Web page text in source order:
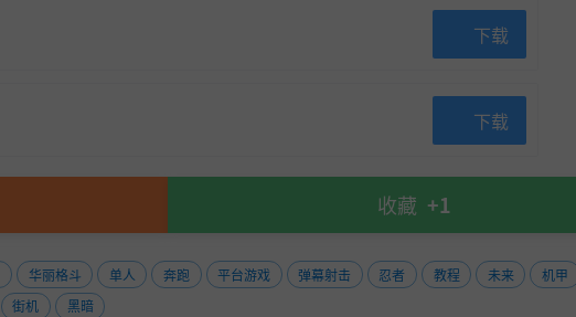
mode, competing with other players from around the world on the
of the Ninja Organization within AUZA, committed to eradicating
下载
下载
收藏 +1
华丽格斗 单人 奔跑 平台游戏 弹幕射击 忍者 教程 未来
机甲
街机 黑暗